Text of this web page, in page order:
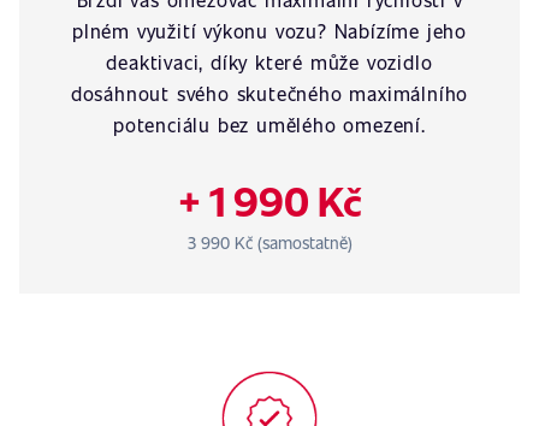
plném využití výkonu vozu? Nabízíme jeho
deaktivaci, díky které může vozidlo
dosáhnout svého skutečného maximálního
potenciálu bez umělého omezení.
+ 1 990 Kč
3 990 Kč (samostatně)